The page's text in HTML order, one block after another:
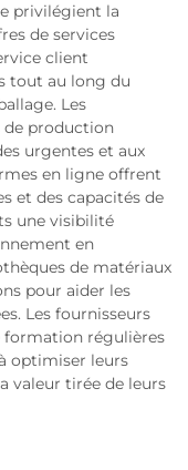
privilégient la
de services
client
tout au long du
Les
de production
urgentes et aux
en ligne offrent
et des capacités de
une visibilité
en
de matériaux
pour aider les
Les fournisseurs
formation régulières
optimiser leurs
valeur tirée de leurs